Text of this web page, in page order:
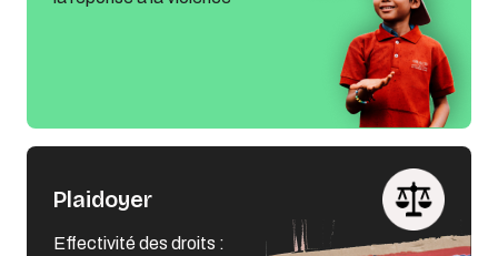
Plaidoyer
Effectivité des droits :